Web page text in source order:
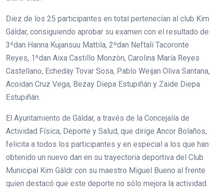
Diez de los 25 participantes en total pertenecían al club Kim
Gáldar, consiguiendo aprobar su examen con el resultado de
3ºdan Hanna Kujansuu Mattila, 2ºdan Neftalí Tacoronte
Reyes, 1ºdan Aixa Castillo Monzòn, Carolina María Reyes
Castellano, Echeday Tovar Sosa, Pablo Weijan Oliva Santana,
Acoidan Cruz Vega, Bezay Diepa Estupiñán y Zaide Diepa
Estupiñán.
El Ayuntamiento de Gáldar, a través de la Concejalía de
Actividad Física, Deporte y Salud, que dirige Ancor Bolaños,
felicita a todos los participantes y en especial a los que han
obtenido un nuevo dan en su trayectoria deportiva del Club
Municipal Kim Gáldr con su maestro Miguel Bueno al frente
quien destacó que este deporte no sólo mejora la actividad